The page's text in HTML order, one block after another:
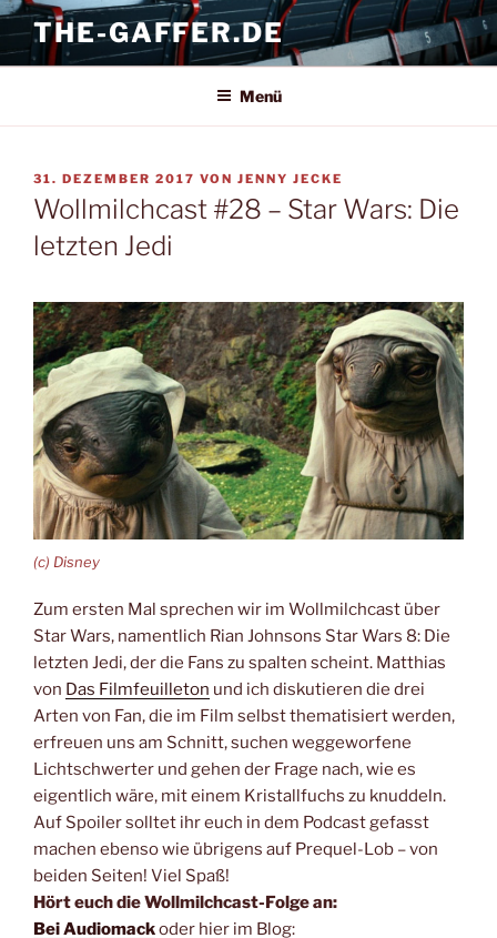
Zum
Inhalt
springen
THE-GAFFER.DE
Menü
VERÖFFENTLICHT
AM
31. DEZEMBER 2017 VON JENNY JECKE
Wollmilchcast #28 – Star Wars: Die
letzten Jedi
(c) Disney
Zum ersten Mal sprechen wir im Wollmilchcast über
Star Wars, namentlich Rian Johnsons Star Wars 8: Die
letzten Jedi, der die Fans zu spalten scheint. Matthias
von Das Filmfeuilleton und ich diskutieren die drei
Arten von Fan, die im Film selbst thematisiert werden,
erfreuen uns am Schnitt, suchen weggeworfene
Lichtschwerter und gehen der Frage nach, wie es
eigentlich wäre, mit einem Kristallfuchs zu knuddeln.
Auf Spoiler solltet ihr euch in dem Podcast gefasst
machen ebenso wie übrigens auf Prequel-Lob – von
beiden Seiten! Viel Spaß!
Hört euch die Wollmilchcast-Folge an:
Bei Audiomackoder hier im Blog: